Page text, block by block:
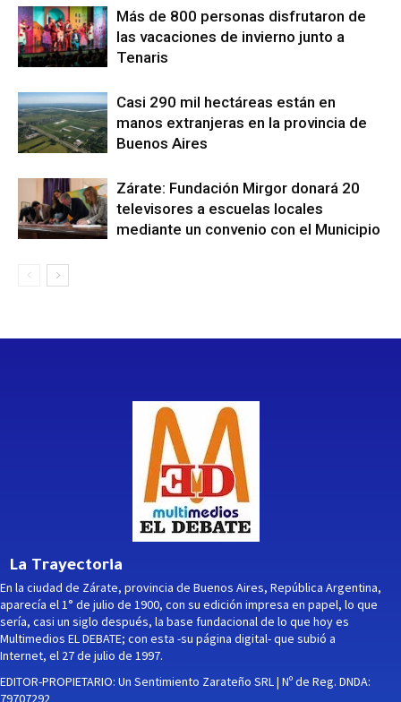
Más de 800 personas disfrutaron de
las vacaciones de invierno junto a
Tenaris
Casi 290 mil hectáreas están en
manos extranjeras en la provincia de
Buenos Aires
Zárate: Fundación Mirgor donará 20
televisores a escuelas locales
mediante un convenio con el Municipio
La Trayectoria
En la ciudad de Zárate, provincia de Buenos Aires, República Argentina,
aparecía el 1° de julio de 1900, con su edición impresa en papel, lo que
sería, casi un siglo después, la base fundacional de lo que hoy es
Multimedios EL DEBATE; con esta -su página digital- que subió a
Internet, el 27 de julio de 1997.
EDITOR-PROPIETARIO: Un Sentimiento Zarateño SRL | Nº de Reg. DNDA:
79707292